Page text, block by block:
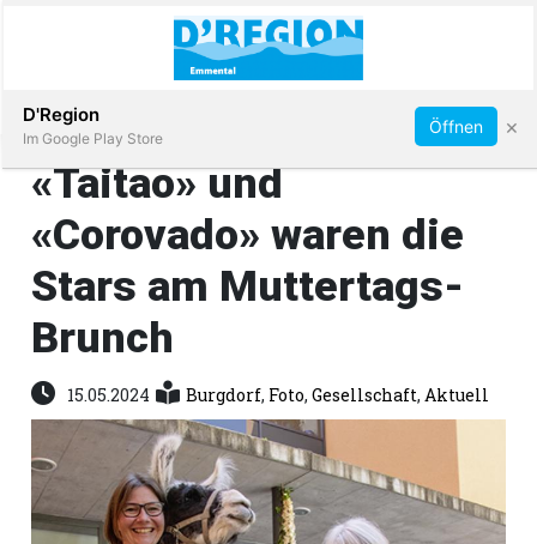
Immobilien
Veranstaltungen
Stellen
Paper
App
Abonnieren
«Taitao» und
«Corovado» waren die
Stars am Muttertags-
Brunch
15.05.2024 Burgdorf, Foto,Gesellschaft,Aktuell
D'Region
Im Google Play Store
Öffnen ×